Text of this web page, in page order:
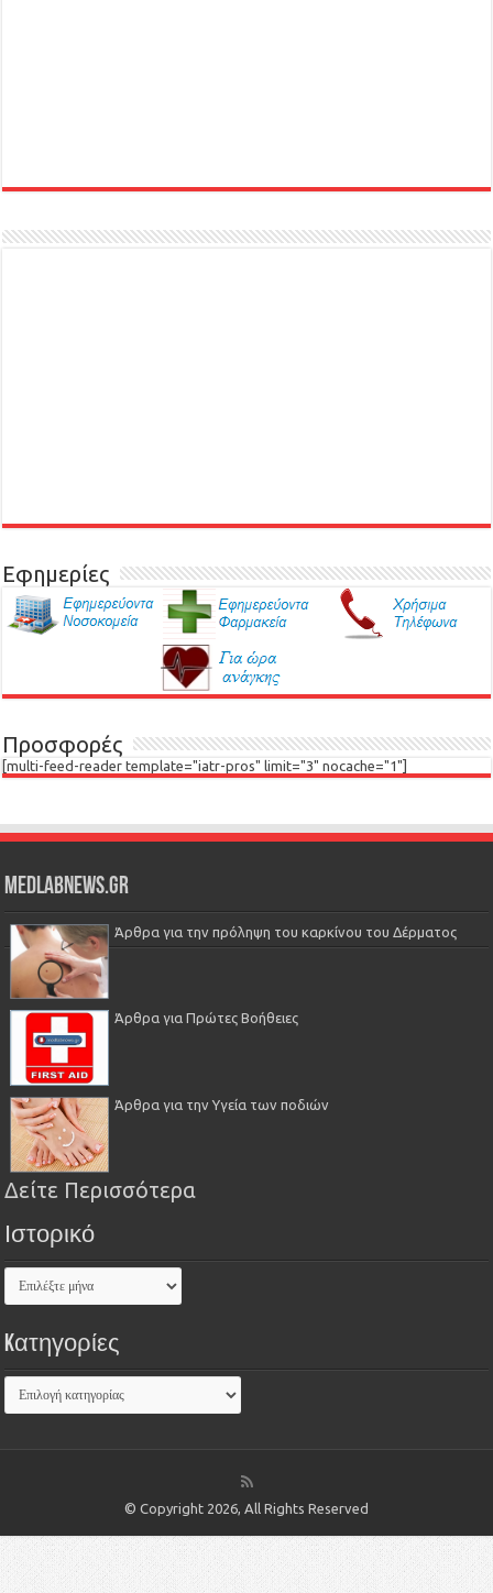
Εφημερίες
Προσφορές
[multi-feed-reader template="iatr-pros" limit="3" nocache="1"]
Medlabnews.gr
Άρθρα για την πρόληψη του καρκίνου του Δέρματος
Άρθρα για Πρώτες Βοήθειες
Άρθρα για την Υγεία των ποδιών
Δείτε Περισσότερα
Ιστορικό
Kατηγορίες
© Copyright 2026, All Rights Reserved